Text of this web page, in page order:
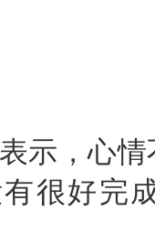
表示，心
很好完